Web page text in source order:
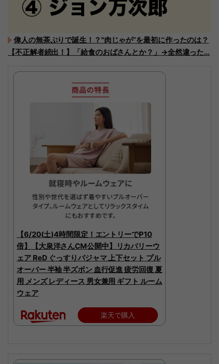
偉人の無茶ぶりで誕生！？"肉じゃが”を最初に作ったのは？
【不正解者続出！】「給食のおばさんとか？」→全然違った…
【6/20(土)4時間限定！エントリーでP10
倍】【大泉洋さんCM公開中】リカバリーウ
ェア ReD ぐっすりパジャマ 上下セット プル
オーバー 半袖 半ズボン 血行促進 疲労回復 夏
用 メンズ レディース 男女兼用 ギフト ルーム
ウェア
楽天で購入